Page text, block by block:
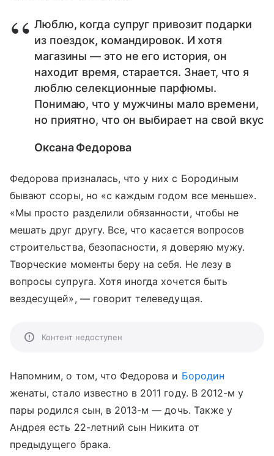
Люблю, когда супруг привозит подарки
из поездок, командировок. И хотя
магазины — это не его история, он
находит время, старается. Знает, что я
люблю селекционные парфюмы.
Понимаю, что у мужчины мало времени,
но приятно, что он выбирает на свой вкус
Оксана Федорова
Федорова призналась, что у них с Бородиным
бывают ссоры, но «с каждым годом все меньше».
«Мы просто разделили обязанности, чтобы не
мешать друг другу. Все, что касается вопросов
строительства, безопасности, я доверяю мужу.
Творческие моменты беру на себя. Не лезу в
вопросы супруга. Хотя иногда хочется быть
вездесущей», —говорит телеведущая.
Контент недоступен
Напомним, о том, что Федорова и Бородин
женаты, стало известно в 2011 году. В 2012-м у
пары родился сын, в 2013-м— дочь. Также у
Андрея есть 22-летний сын Никита от
предыдущего брака.